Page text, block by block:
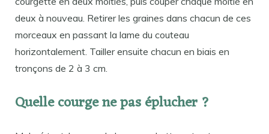
deux à nouveau. Retirer les graines dans chacun de ces
morceaux en passant la lame du couteau
horizontalement. Tailler ensuite chacun en biais en
tronçons de 2 à 3 cm.
Quelle courge ne pas éplucher ?